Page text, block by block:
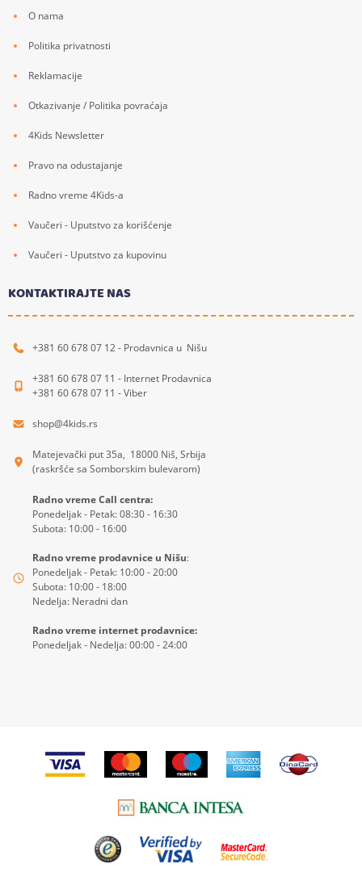
O nama
Politika privatnosti
Reklamacije
Otkazivanje / Politika povraćaja
4Kids Newsletter
Pravo na odustajanje
Radno vreme 4Kids-a
Vaučeri - Uputstvo za korišćenje
Vaučeri - Uputstvo za kupovinu
KONTAKTIRAJTE NAS
+381 60 678 07 12 - Prodavnica u Nišu
+381 60 678 07 11 - Internet Prodavnica
+381 60 678 07 11 - Viber
shop@4kids.rs
Matejevački put 35a, 18000 Niš, Srbija
(raskršće sa Somborskim bulevarom)
Radno vreme Call centra:
Ponedeljak - Petak: 08:30 - 16:30
Subota: 10:00 - 16:00
Radno vreme prodavnice u Nišu:
Ponedeljak - Petak: 10:00 - 20:00
Subota: 10:00 - 18:00
Nedelja: Neradni dan
Radno vreme internet prodavnice:
Ponedeljak - Nedelja: 00:00 - 24:00